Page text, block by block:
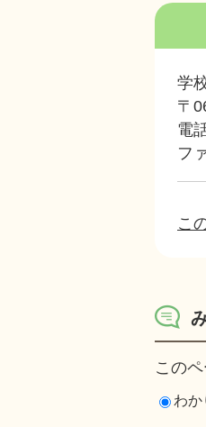
学
〒
電
フ
こ
この
わか